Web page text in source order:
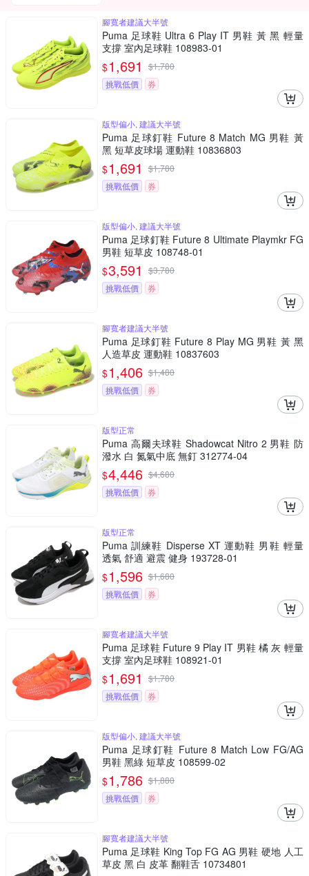
腳寬者建議大半號
Puma 足球鞋 Ultra 6 Play IT 男鞋 黃 黑 輕量
支撐 室內足球鞋 108983-01
$1,691 $1,780
挑戰低價
券
版型偏小, 建議大半號
Puma 足球釘鞋 Future 8 Match MG 男鞋 黃
黑 短草皮球場 運動鞋 10836803
$1,691 $1,780
挑戰低價
券
版型偏小, 建議大半號
Puma 足球釘鞋 Future 8 Ultimate Playmkr FG
男鞋 短草皮 108748-01
$3,591 $3,780
挑戰低價
券
腳寬者建議大半號
Puma 足球釘鞋 Future 8 Play MG 男鞋 黃 黑
人造草皮 運動鞋 10837603
$1,406 $1,480
挑戰低價
券
版型正常
Puma 高爾夫球鞋 Shadowcat Nitro 2 男鞋 防
潑水 白 氮氣中底 無釘 312774-04
$4,446 $4,680
挑戰低價
券
版型正常
Puma 訓練鞋 Disperse XT 運動鞋 男鞋 輕量
透氣 舒適 避震 健身 193728-01
$1,596 $1,680
挑戰低價
券
腳寬者建議大半號
Puma 足球鞋 Future 9 Play IT 男鞋 橘 灰 輕量
支撐 室內足球鞋 108921-01
$1,691 $1,780
挑戰低價
券
版型偏小, 建議大半號
Puma 足球釘鞋 Future 8 Match Low FG/AG
男鞋 黑綠 短草皮 108599-02
$1,786 $1,880
挑戰低價
券
腳寬者建議大半號
Puma 足球鞋 King Top FG AG 男鞋 硬地 人工
草皮 黑 白 皮革 翻鞋舌 10734801